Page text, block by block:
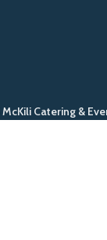
McKili Catering &